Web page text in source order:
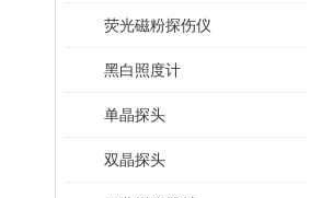
荧光磁粉探伤仪
黑白照度计
单晶探头
双晶探头